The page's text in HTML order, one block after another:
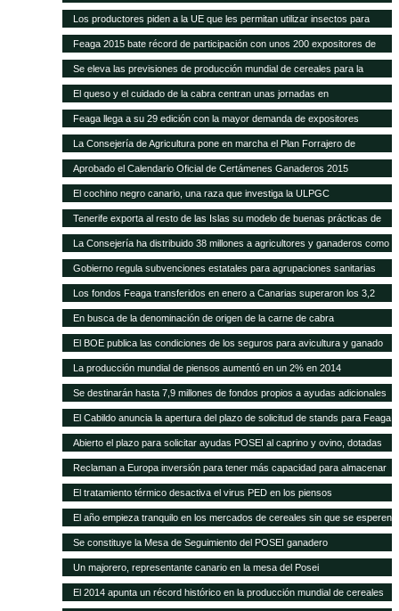
contratación de seguros agrarios
Los productores piden a la UE que les permitan utilizar insectos para
fabricar piensos
Feaga 2015 bate récord de participación con unos 200 expositores de
empresas, productores locales y gastronomía tradicional
Se eleva las previsiones de producción mundial de cereales para la
campaña 2014-2015
El queso y el cuidado de la cabra centran unas jornadas en
Fuerteventura
Feaga llega a su 29 edición con la mayor demanda de expositores
La Consejería de Agricultura pone en marcha el Plan Forrajero de
Canarias
Aprobado el Calendario Oficial de Certámenes Ganaderos 2015
El cochino negro canario, una raza que investiga la ULPGC
Tenerife exporta al resto de las Islas su modelo de buenas prácticas de
higiene para queserías
La Consejería ha distribuido 38 millones a agricultores y ganaderos como
ayudas adicionales POSEI
Gobierno regula subvenciones estatales para agrupaciones sanitarias
ganaderas
Los fondos Feaga transferidos en enero a Canarias superaron los 3,2
millones
En busca de la denominación de origen de la carne de cabra
El BOE publica las condiciones de los seguros para avicultura y ganado
equino
La producción mundial de piensos aumentó en un 2% en 2014
Se destinarán hasta 7,9 millones de fondos propios a ayudas adicionales
de diversas líneas POSEI
El Cabildo anuncia la apertura del plazo de solicitud de stands para Feaga
2015
Abierto el plazo para solicitar ayudas POSEI al caprino y ovino, dotadas
con seis millones de euros
Reclaman a Europa inversión para tener más capacidad para almacenar
cereal y oleaginosas
El tratamiento térmico desactiva el virus PED en los piensos
El año empieza tranquilo en los mercados de cereales sin que se esperen
cambios en meses
Se constituye la Mesa de Seguimiento del POSEI ganadero
Un majorero, representante canario en la mesa del Posei
El 2014 apunta un récord histórico en la producción mundial de cereales